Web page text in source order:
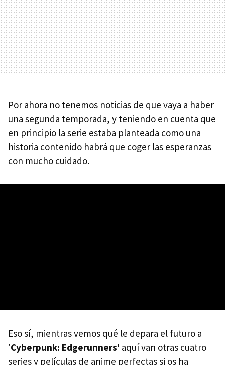
Por ahora no tenemos noticias de que vaya a haber
una segunda temporada, y teniendo en cuenta que
en principio la serie estaba planteada como una
historia contenido habrá que coger las esperanzas
con mucho cuidado.
Eso sí, mientras vemos qué le depara el futuro a
'Cyberpunk: Edgerunners' aquí van otras cuatro
series y películas de anime perfectas si os ha